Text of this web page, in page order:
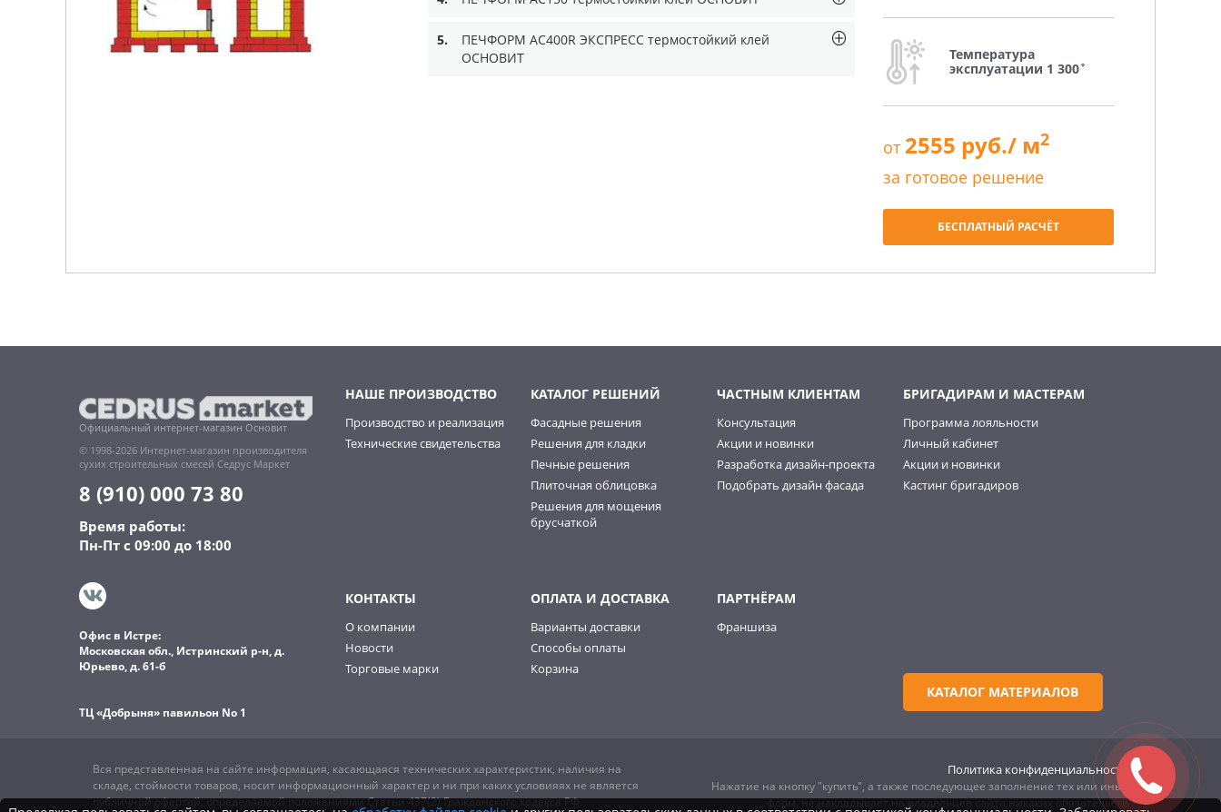
5.
ПЕЧФОРМ AC400R ЭКСПРЕСС термостойкий клей
ОСНОВИТ
Температура
эксплуатации 1 300˚
от 2555 руб./ м2
за готовое решение
БЕСПЛАТНЫЙ РАСЧЁТ
Официальный интернет-магазин Основит
© 1998-2026 Интернет-магазин производителя
сухих строительных смесей Седрус Маркет
8 (910) 000 73 80
Время работы:
Пн-Пт с 09:00 до 18:00
Офис в Истре:
Московская обл., Истринский р-н, д.
Юрьево, д. 61-б
ТЦ «Добрыня» павильон No 1
НАШЕ ПРОИЗВОДСТВО
Производство и реализация
Технические свидетельства
КАТАЛОГ РЕШЕНИЙ
Фасадные решения
Решения для кладки
Печные решения
Плиточная облицовка
Решения для мощения
брусчаткой
ЧАСТНЫМ КЛИЕНТАМ
Консультация
Акции и новинки
Разработка дизайн-проекта
Подобрать дизайн фасада
БРИГАДИРАМ И МАСТЕРАМ
Программа лояльности
Личный кабинет
Акции и новинки
Кастинг бригадиров
КОНТАКТЫ
О компании
Новости
Торговые марки
ОПЛАТА И ДОСТАВКА
Варианты доставки
Способы оплаты
Корзина
ПАРТНЁРАМ
Франшиза
КАТАЛОГ МАТЕРИАЛОВ
Вся представленная на сайте информация, касающаяся технических характеристик, наличия на
складе, стоймости товаров, носит информационный характер и ни при каких условияях не является
публичной офертой, определяемой положениями Статьи 437(2) Гражданского кодекса РФ.
Политика конфиденциальности
Нажатие на кнопку "купить", а также последующее заполнение тех или иных
форм, не накладывает на владельцев сайта никаких обязательств